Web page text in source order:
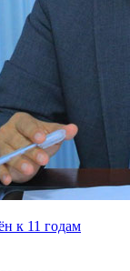
к 11 годам